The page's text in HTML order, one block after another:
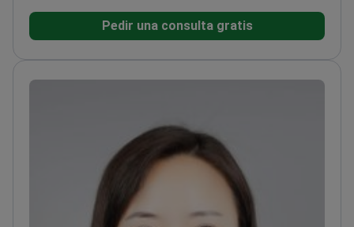
microscópica y endoscópica. Su experiencia abarca
procedimientos del oído como mastoidectomía,
reconstrucción de la cadena osicular y exéresis de
fístula preauricular. También realiza adenoidectomía
como cirugía endoscópica de senos paranasales,
extirpación de pólipos nasales y corrección de
desviación del tabique nasal. Ofrece rehabilitación
para hipoacusia, vértigo otógeno y acúfenos, y trata
alergias nasofaríngeas y laríngeas.
Es miembro de
comités de la Asociación de Medicina Integrativa de
Pedir una consulta gratis